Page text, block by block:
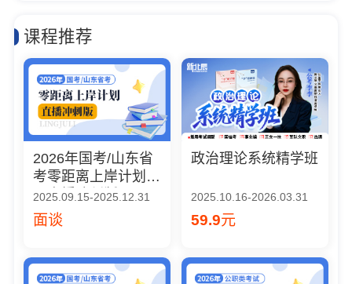
课程推荐
2026年国考/山东省
考零距离上岸计划
（直播冲刺版）
2025.09.15-2025.12.31
面谈
政治理论系统精学班
2025.10.16-2026.03.31
59.9元